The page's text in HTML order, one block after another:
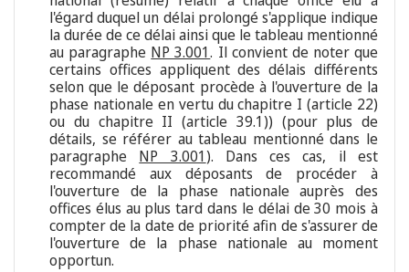
l'égard duquel un délai prolongé s'applique indique
la durée de ce délai ainsi que le tableau mentionné
au paragraphe NP 3.001. Il convient de noter que
certains offices appliquent des délais différents
selon que le déposant procède à l'ouverture de la
phase nationale en vertu du chapitre I (article 22)
ou du chapitre II (article 39.1)) (pour plus de
détails, se référer au tableau mentionné dans le
paragraphe NP 3.001). Dans ces cas, il est
recommandé aux déposants de procéder à
l'ouverture de la phase nationale auprès des
offices élus au plus tard dans le délai de 30 mois à
compter de la date de priorité afin de s'assurer de
l'ouverture de la phase nationale au moment
opportun.